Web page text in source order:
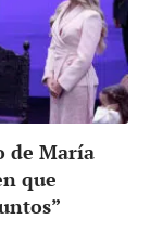
de María
que